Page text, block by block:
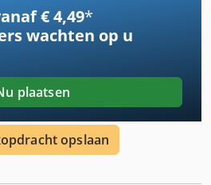
en fouten voorbehouden.
26
€ 4,49*
wachten op u
plaatsen
opslaan